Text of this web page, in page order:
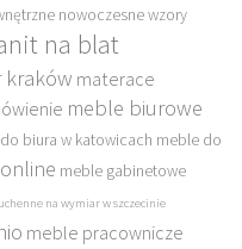
nowoczesne wzory
na blat
kraków materace
meble biurowe
biura w katowicach meble do
meble gabinetowe
na wymiar w szczecinie
meble pracownicze